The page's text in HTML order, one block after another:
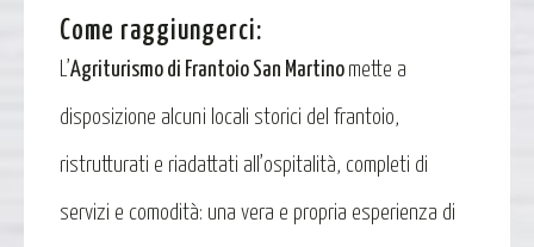
Come raggiungerci:
L’Agriturismo di Frantoio San Martino mette a
disposizione alcuni locali storici del frantoio,
ristrutturati e riadattati all’ospitalità, completi di
servizi e comodità: una vera e propria esperienza di